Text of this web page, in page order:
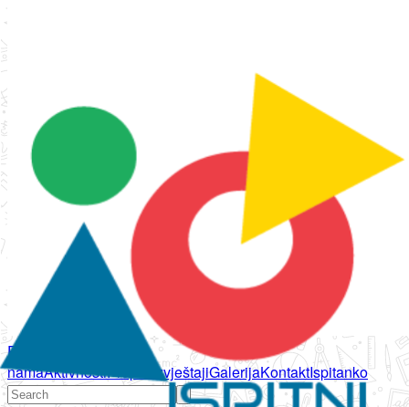
Početna
namaAktivnostiPropisi IzvještajiGalerijaKontaktIspitanko